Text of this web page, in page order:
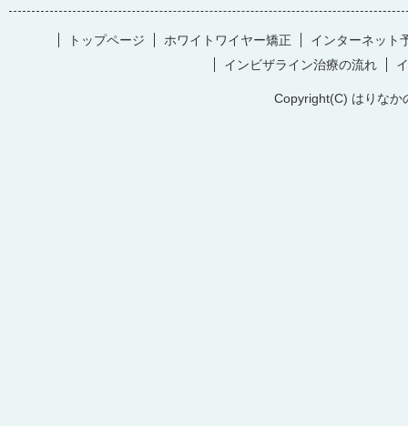
トップページ ホワイトワイヤー矯正
インターネット
インビザライン治療の流れ
Copyright(C) はりなか